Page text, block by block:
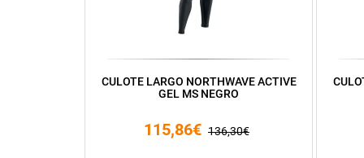
CULOTE LARGO NORTHWAVE ACTIVE
GEL MS NEGRO
115,86€ 136,30€